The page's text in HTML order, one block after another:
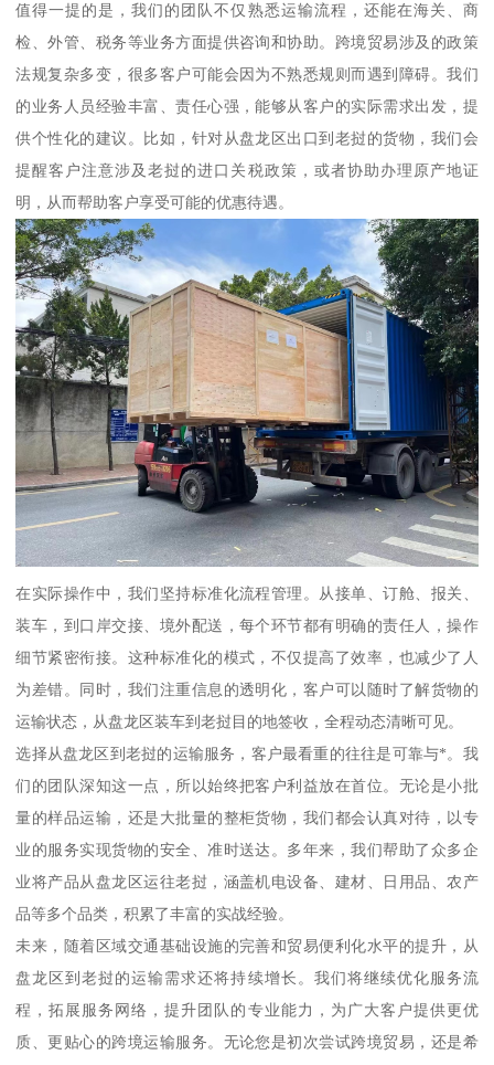
值得一提的是，我们的团队不仅熟悉运输流程，还能在海关、商
检、外管、税务等业务方面提供咨询和协助。跨境贸易涉及的政策
法规复杂多变，很多客户可能会因为不熟悉规则而遇到障碍。我们
的业务人员经验丰富、责任心强，能够从客户的实际需求出发，提
供个性化的建议。比如，针对从盘龙区出口到老挝的货物，我们会
提醒客户注意涉及老挝的进口关税政策，或者协助办理原产地证
明，从而帮助客户享受可能的优惠待遇。
在实际操作中，我们坚持标准化流程管理。从接单、订舱、报关、
装车，到口岸交接、境外配送，每个环节都有明确的责任人，操作
细节紧密衔接。这种标准化的模式，不仅提高了效率，也减少了人
为差错。同时，我们注重信息的透明化，客户可以随时了解货物的
运输状态，从盘龙区装车到老挝目的地签收，全程动态清晰可见。
选择从盘龙区到老挝的运输服务，客户最看重的往往是可靠与*。我
们的团队深知这一点，所以始终把客户利益放在首位。无论是小批
量的样品运输，还是大批量的整柜货物，我们都会认真对待，以专
业的服务实现货物的安全、准时送达。多年来，我们帮助了众多企
业将产品从盘龙区运往老挝，涵盖机电设备、建材、日用品、农产
品等多个品类，积累了丰富的实战经验。
未来，随着区域交通基础设施的完善和贸易便利化水平的提升，从
盘龙区到老挝的运输需求还将持续增长。我们将继续优化服务流
程，拓展服务网络，提升团队的专业能力，为广大客户提供更优
质、更贴心的跨境运输服务。无论您是初次尝试跨境贸易，还是希